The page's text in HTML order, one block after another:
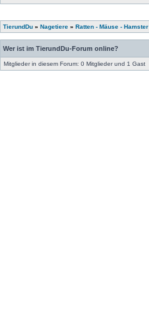
TierundDu »Nagetiere »Ratten - Mäuse - Hamster
Wer ist im TierundDu-Forum online?
Mitglieder in diesem Forum: 0 Mitglieder und 1 Gast